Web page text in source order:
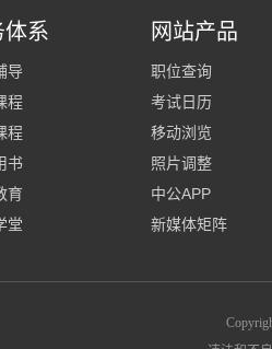
体系
导
程
程
书
育
堂
网站产品
职位查询
考试日历
移动浏览
照片调整
中公APP
新媒体矩阵